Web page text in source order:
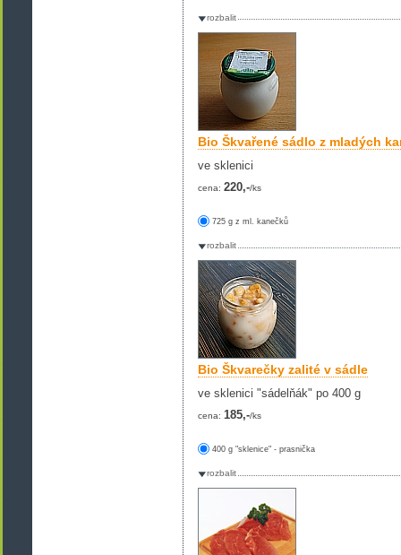
rozbalit
Bio Škvařené sádlo z mladých
ve sklenici
cena: 220,-/ks
725 g z ml. kanečků
rozbalit
Bio Škvarečky zalité v sádle
ve sklenici "sádelňák" po 400 g
cena: 185,-/ks
400 g "sklenice" - prasnička
rozbalit